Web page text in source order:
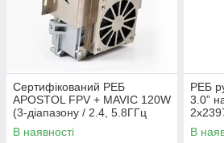
Сертифікований РЕБ
APOSTOL FPV + MAVIC 120W
(3-діапазону / 2.4, 5.8ГГц
+900МГц)
В наявності
РЕБ
3.0”
5725-
В